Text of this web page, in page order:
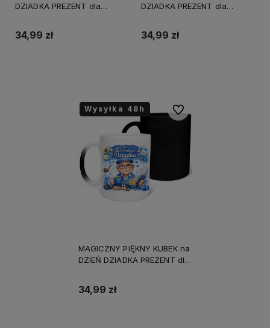
DZIADKA PREZENT dla
34,99 zł
DZIADKA PREZENT dla
34,99 zł
Wysyłka 48h
Wysyłka 48h
Wysyłka 48h
MAGICZNY PIĘKNY KUBEK na
DZIEŃ DZIADKA PREZENT dla
34,99 zł
Do ulubionych